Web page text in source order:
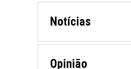
Notícias
Opinião